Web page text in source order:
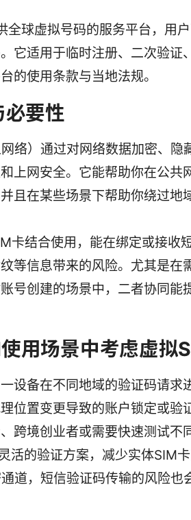
全球虚拟号码的服务平台，用
它适用于临时注册、二次验证
的使用条款与当地法规。
必要性
络）通过对网络数据加密、隐
上网安全。它能帮助你在公共
且在某些场景下帮助你绕过地
卡结合使用，能在绑定或接收
等信息带来的风险。尤其是在
号创建的场景中，二者协同能
用场景中考虑虚拟
设备在不同地域的验证码请求
位置变更导致的账户锁定或验
跨境创业者或需要快速测试不
活的验证方案，减少实体SIM卡
道，短信验证码传输的风险也